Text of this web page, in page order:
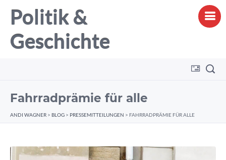
Politik &
Geschichte
Fahrradprämie für alle
ANDI WAGNER > BLOG > PRESSEMITTEILUNGEN > FAHRRADPRÄMIE FÜR ALLE